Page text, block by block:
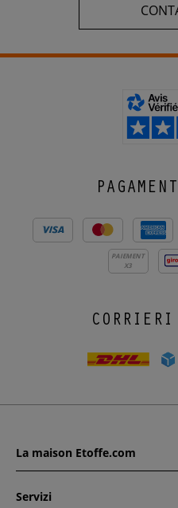
PAIEMENT
X3
La maison Etoffe.com
Servizi